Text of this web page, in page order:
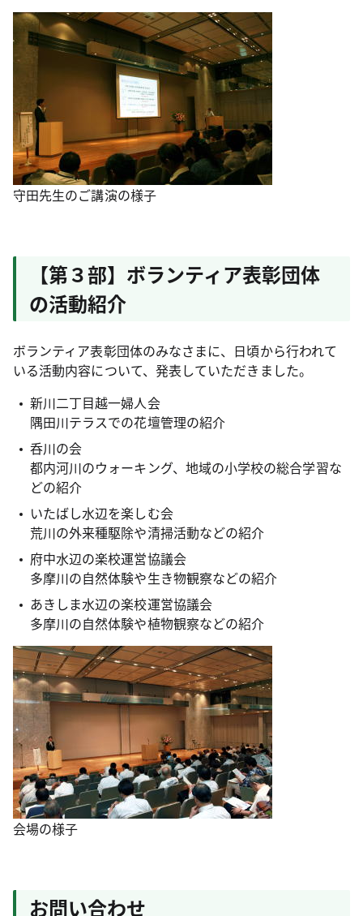
守田先生のご講演の様子
【第３部】ボランティア表彰団体
の活動紹介
ボランティア表彰団体のみなさまに、日頃から行われて
いる活動内容について、発表していただきました。
新川二丁目越一婦人会
隅田川テラスでの花壇管理の紹介
呑川の会
都内河川のウォーキング、地域の小学校の総合学習な
どの紹介
いたばし水辺を楽しむ会
荒川の外来種駆除や清掃活動などの紹介
府中水辺の楽校運営協議会
多摩川の自然体験や生き物観察などの紹介
あきしま水辺の楽校運営協議会
多摩川の自然体験や植物観察などの紹介
会場の様子
お問い合わせ